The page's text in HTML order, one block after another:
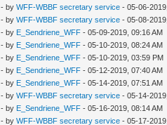
- byWFF-WBBF secretary service - 05-06-
- byWFF-WBBF secretary service - 05-08-
- by E_Sendriene_WFF - 05-09-2019, 09:16 AM
- by E_Sendriene_WFF - 05-10-2019, 08:24 AM
- by E_Sendriene_WFF - 05-10-2019, 03:59 PM
- by E_Sendriene_WFF - 05-12-2019, 07:40 AM
- by E_Sendriene_WFF - 05-14-2019, 07:51 AM
- byWFF-WBBF secretary service - 05-14-
- by E_Sendriene_WFF - 05-16-2019, 08:14 AM
- byWFF-WBBF secretary service - 05-17-